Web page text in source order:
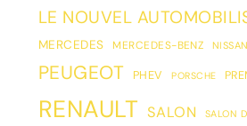
LE NOUVEL
MERCEDES MERCEDES-BENZ NISSAN
PEUGEOT PHEV PORSCHE
RENAULT SALON SALON